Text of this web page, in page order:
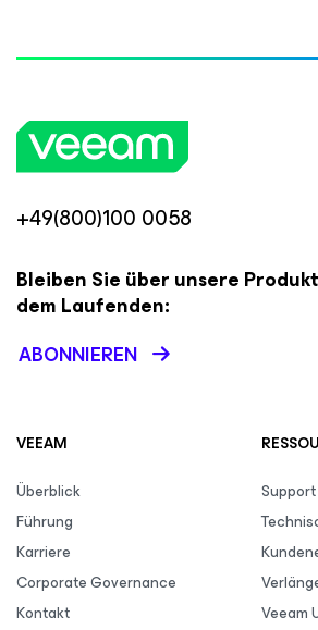
+49(800)100 0058
Bleiben Sie über unsere
dem Laufenden:
ABONNIEREN
VEEAM
Überblick
Führung
Karriere
Corporate Governance
Kontakt
Support
Veeam